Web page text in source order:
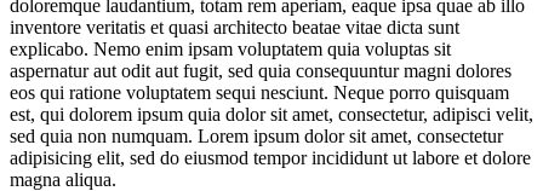
doloremque laudantium, totam rem aperiam, eaque ipsa quae ab illo
inventore veritatis et quasi architecto beatae vitae dicta sunt
explicabo. Nemo enim ipsam voluptatem quia voluptas sit
aspernatur aut odit aut fugit, sed quia consequuntur magni dolores
eos qui ratione voluptatem sequi nesciunt. Neque porro quisquam
est, qui dolorem ipsum quia dolor sit amet, consectetur, adipisci velit,
sed quia non numquam. Lorem ipsum dolor sit amet, consectetur
adipisicing elit, sed do eiusmod tempor incididunt ut labore et dolore
magna aliqua.